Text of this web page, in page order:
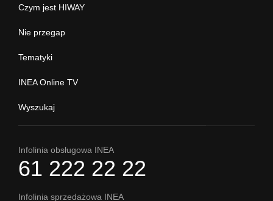
Czym jest HIWAY
Nie przegap
Tematyki
INEA Online TV
Wyszukaj
Infolinia obsługowa INEA
61 222 22 22
Infolinia sprzedażowa INEA